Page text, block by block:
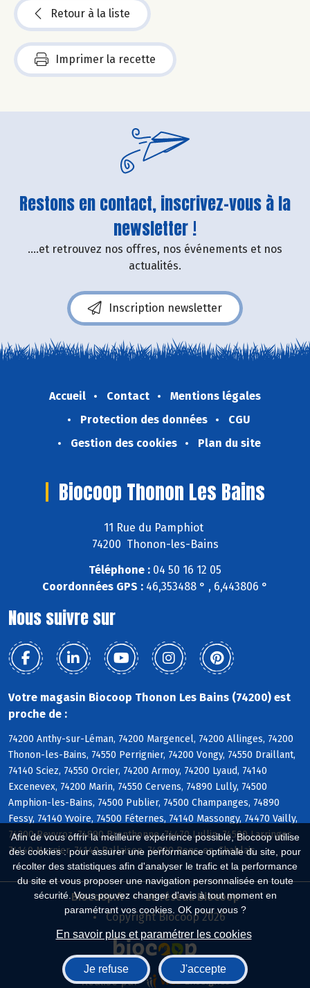
Afin de vous offrir la meilleure expérience possible, Biocoop utilise
des cookies : pour assurer une performance optimale du site, pour
récolter des statistiques afin d'analyser le trafic et la performance
du site et vous proposer une navigation personnalisée en toute
sécurité. Vous pouvez changer d'avis à tout moment en
paramétrant vos cookies. OK pour vous ?
En savoir plus et paramétrer les cookies
Je refuse J'accepte
Retour à la liste
Imprimer la recette
Restons en contact, inscrivez-vous à la
newsletter !
....et retrouvez nos offres, nos événements et nos
actualités.
Inscription newsletter
Accueil Contact
Mentions légales
Protection des données
CGU
Gestion des cookies
Plan du site
Biocoop Thonon Les Bains
11 Rue du Pamphiot
74200 Thonon-les-Bains
Téléphone : 04 50 16 12 05
Coordonnées GPS : 46,353488 ° , 6,443806 °
Nous suivre sur
Votre magasin Biocoop Thonon Les Bains (74200) est
proche de :
74200 Anthy-sur-Léman, 74200 Margencel, 74200 Allinges, 74200
Thonon-les-Bains, 74550 Perrignier, 74200 Vongy, 74550 Draillant,
74140 Sciez, 74550 Orcier, 74200 Armoy, 74200 Lyaud, 74140
Excenevex, 74200 Marin, 74550 Cervens, 74890 Lully, 74500
Amphion-les-Bains, 74500 Publier, 74500 Champanges, 74890
Fessy, 74140 Yvoire, 74500 Féternes, 74140 Massongy, 74470 Vailly,
74200 Reyvroz, 74890 Brenthonne, 74470 Lullin, 74500 Larringes,
74140 Nernier, 74140 Ballaison, 74890 Bons-en-Chablais
Biocoop.fr
Le réseau Biocoop
Copyright Biocoop 2026
Réalisé par